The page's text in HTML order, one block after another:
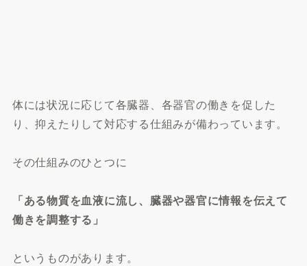
体には状況に応じて各臓器、各器官の働きを促した
り、抑えたりして対応する仕組みが備わっています。
その仕組みのひとつに
「ある物質を血液に流し、臓器や器官に情報を伝えて
働きを調整する」
というものがあります。